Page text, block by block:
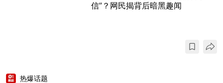
信”？网民揭背后暗黑趣闻
热爆话题